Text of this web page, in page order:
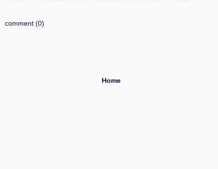
comment (0)
Home